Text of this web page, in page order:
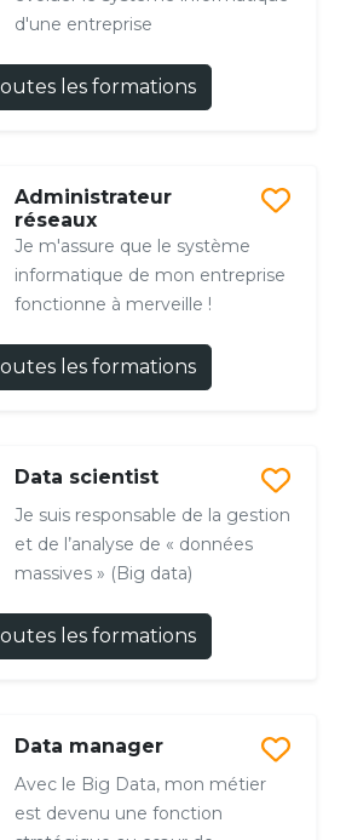
d'une entreprise
les formations
Administrateur
réseaux
Je m'assure que le système
informatique de mon entreprise
fonctionne à merveille !
les formations
Data scientist
Je suis responsable de la gestion
et de l’analyse de « données
massives » (Big data)
les formations
Data manager
Avec le Big Data, mon métier
est devenu une fonction